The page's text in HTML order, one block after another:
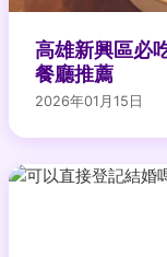
高雄新興區必
餐廳推薦
2026年01月15日